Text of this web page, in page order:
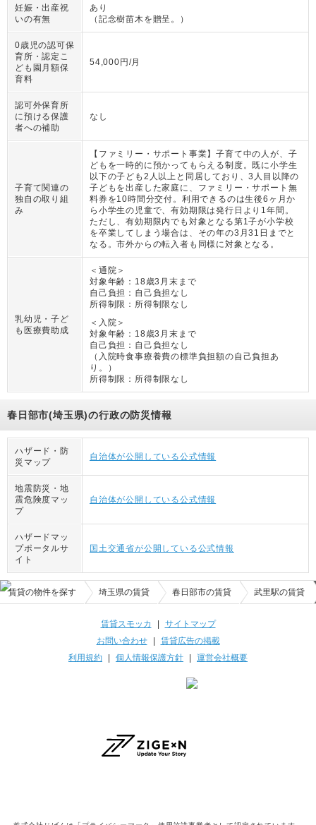
妊娠・出産祝
いの有無
あり
（ 記念樹苗木を贈呈。 ）
0歳児の認可保
育所・認定こ
ども園月額保
育料
54,000円/月
認可外保育所
に預ける保護
者への補助
なし
子育て関連の
独自の取り組
み
【ファミリー・サポート事業】子育て中の人が、子
どもを一時的に預かってもらえる制度。既に小学生
以下の子ども2人以上と同居しており、3人目以降の
子どもを出産した家庭に、ファミリー・サポート無
料券を10時間分交付。利用できるのは生後6ヶ月か
ら小学生の児童で、有効期限は発行日より1年間。
ただし、有効期限内でも対象となる第1子が小学校
を卒業してしまう場合は、その年の3月31日までと
なる。市外からの転入者も同様に対象となる。
乳幼児・子ど
も医療費助成
＜通院＞
対象年齢： 18歳3月末まで
自己負担： 自己負担なし
所得制限： 所得制限なし
＜入院＞
対象年齢： 18歳3月末まで
自己負担： 自己負担なし
（ 入院時食事療養費の標準負担額の自己負担あ
り。
）
所得制限： 所得制限なし
春日部市(埼玉県)の行政の防災情報
ハザード・防
災マップ
自治体が公開している公式情報
地震防災・地
震危険度マッ
プ
自治体が公開している公式情報
ハザードマッ
プポータルサ
イト
国土交通省が公開している公式情報
賃貸の物件を探す 埼玉県の賃貸 春日部市の賃貸 武里駅の賃貸
賃貸スモッカ
サイトマップ
お問い合わせ| 賃貸広告の掲載
利用規約
個人情報保護方針 運営会社概要